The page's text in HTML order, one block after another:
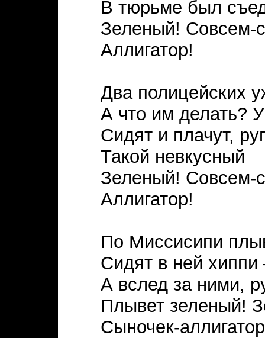
В тюрьме был
Зеленый! Совсем-
Аллигатор!
Два полицейских
А что им делать?
Сидят и плачут,
Такой невкусный
Зеленый! Совсем-
Аллигатор!
По Миссисипи
Сидят в ней хиппи
А вслед за ними,
Плывет зеленый!
Сыночек-